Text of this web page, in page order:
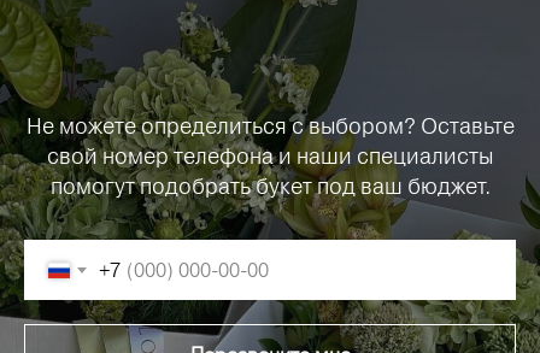
Не можете определиться с выбором? Оставьте
свой номер телефона и наши специалисты
помогут подобрать букет под ваш бюджет.
+7